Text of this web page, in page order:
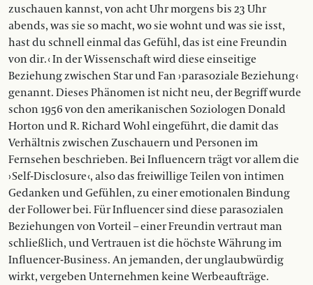
zuschauen kannst, von acht Uhr morgens bis 23 Uhr
abends, was sie so macht, wo sie wohnt und was sie isst,
hast du schnell einmal das Gefühl, das ist eine Freundin
von dir. ‹ In der Wissenschaft wird diese einseitige
Beziehung zwischen Star und Fan › parasoziale Beziehung ‹
genannt. Dieses Phänomen ist nicht neu, der Begriff wurde
schon 1956 von den amerikanischen Soziologen Donald
Horton und R. Richard Wohl eingeführt, die damit das
Verhältnis zwischen Zuschauern und Personen im
Fernsehen beschrieben. Bei Influencern trägt vor allem die
› Self-Disclosure ‹, also das freiwillige Teilen von intimen
Gedanken und Gefühlen, zu einer emotionalen Bindung
der Follower bei. Für Influencer sind diese parasozialen
Beziehungen von Vorteil – einer Freundin vertraut man
schließlich, und Vertrauen ist die höchste Währung im
Influencer-Business. An jemanden, der unglaubwürdig
wirkt, vergeben Unternehmen keine Werbeaufträge.